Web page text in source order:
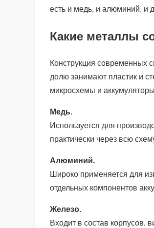
есть и медь, и алюминий, и
Какие металлы
Конструкция современных
долю занимают пластик и
микросхемы и
Медь.
Используется для
практически через всю
Алюминий.
Широко применяется для
отдельных компонентов
Железо.
Входит в состав корпусов,